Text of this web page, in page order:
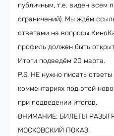
публичным, т.е. виден всем
ограничений). Мы ждём
ответами на вопросы
профиль должен быть
Итоги подведём 20 марта.
P.S. НЕ нужно писать
комментариях под этой
при подведении итогов.
ВНИМАНИЕ: БИЛЕТЫ
МОСКОВСКИЙ ПОКАЗ!